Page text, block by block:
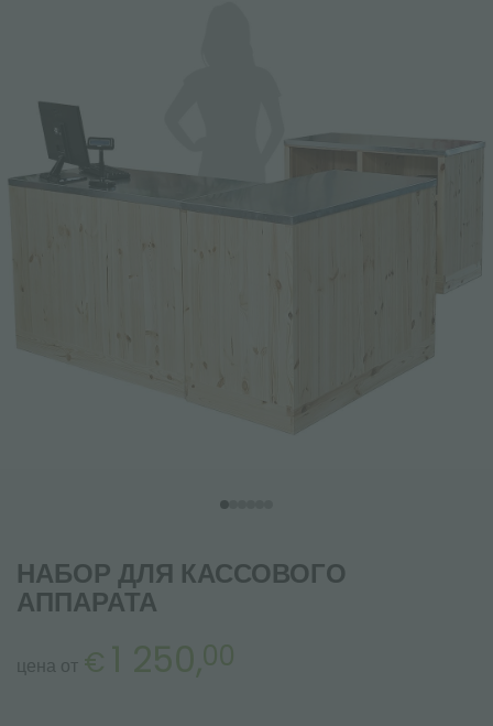
БОЛЬШЕ РЕЗУЛЬТАТОВ ДЛЯ ВАС:
НАБОР ДЛЯ КАССОВОГО
АППАРАТА
цена от € 1 250,00